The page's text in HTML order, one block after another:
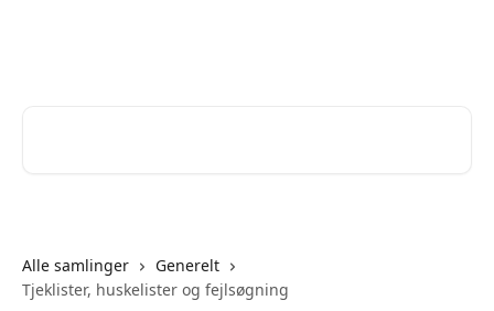
Alle samlinger
Generelt
Tjeklister, huskelister og fejlsøgning